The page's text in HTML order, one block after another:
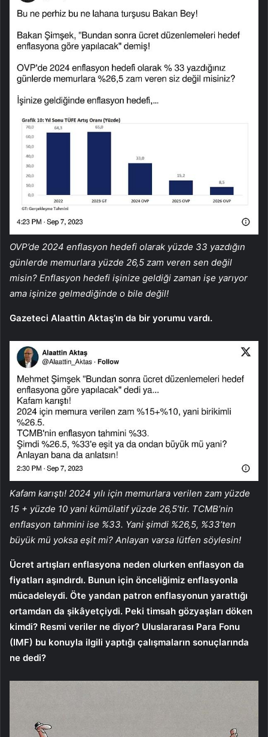
OVP’de 2024 enflasyon hedefi olarak yüzde 33 yazdığın
günlerde memurlara yüzde 26,5 zam veren sen değil
misin? Enflasyon hedefi işinize geldiği zaman işe yarıyor
ama işinize gelmediğinde o bile değil!
Gazeteci Alaattin Aktaş’ın da bir yorumu vardı.
Kafam karıştı! 2024 yılı için memurlara verilen zam yüzde
15 + yüzde 10 yani kümülatif yüzde 26,5’tir. TCMB’nin
enflasyon tahmini ise %33. Yani şimdi %26,5, %33’ten
büyük mü yoksa eşit mi? Anlayan varsa lütfen söylesin!
Ücret artışları enflasyona neden olurken enflasyon da
fiyatları aşındırdı. Bunun için önceliğimiz enflasyonla
mücadeleydi. Öte yandan patron enflasyonun yarattığı
ortamdan da şikâyetçiydi. Peki timsah gözyaşları döken
kimdi? Resmi veriler ne diyor? Uluslararası Para Fonu
(IMF) bu konuyla ilgili yaptığı çalışmaların sonuçlarında
ne dedi?